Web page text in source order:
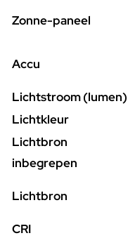
Zonne-paneel
Accu
Lichtstroom (lumen)
Lichtkleur
Lichtbron
inbegrepen
Lichtbron
CRI